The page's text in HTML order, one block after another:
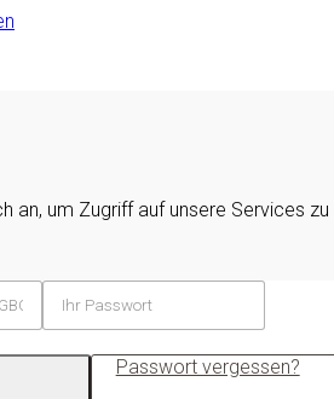
an, um Zugriff auf unsere Services zu
Passwort vergessen?